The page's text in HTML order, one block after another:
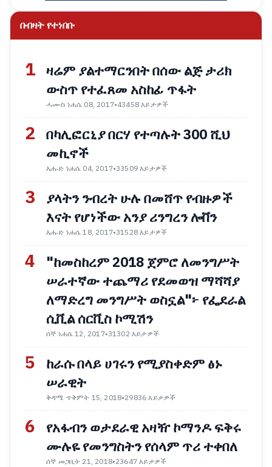
በብዛት የተነበቡ
1 ዛሬም ያልተማርንበት በሰው ልጅ ታሪክ
ውስጥ የተፈጸመ አስከፊ ጥፋት
ሓሙስ ነሐሴ 08, 2017•43458 እይታዎች
2 በካሊፎርኒያ በርሃ የተጣሉት 300 ሺህ
መኪኖች
እሑድ ነሐሴ 04, 2017•33509 እይታዎች
3
ያላትን ንብረት ሁሉ በመሸጥ የብዙዎች
እናት የሆነችው አንያ ሪንግረን ሎቨን
እሑድ ነሐሴ 18, 2017•31528 እይታዎች
4
"ከመስከረም 2018 ጀምሮ ለመንግሥት
ሠራተኛው ተጨማሪ የደመወዝ ማሻሻያ
ለማድረግ መንግሥት ወስኗል"፦ የፌደራል
ሲቪል ሰርቪስ ኮሚሽን
ሰኞ ነሐሴ 12, 2017•31302 እይታዎች
5
ከራሱ በላይ ሀገሩን የሚያስቀድም ፅኑ
ሠራዊት
ቅዳሜ ጥቅምት 15, 2018•29836 እይታዎች
6
የአፋብን ወታደራዊ አዛዥ ኮማንዶ ፍቅሩ
ሙሉዬ የመንግስትን የሰላም ጥሪ ተቀበለ
ሰኞ መጋቢት 21, 2018•23647 እይታዎች